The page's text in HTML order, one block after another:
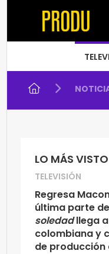
LO MÁS VISTO
TELEVISIÓN
Regresa
última parte de
soledadllega
colombiana y
de producción